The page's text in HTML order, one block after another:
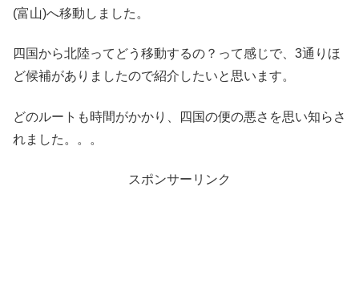
(富山)へ移動しました。
四国から北陸ってどう移動するの？って感じで、3通りほ
ど候補がありましたので紹介したいと思います。
どのルートも時間がかかり、四国の便の悪さを思い知らさ
れました。。。
スポンサーリンク